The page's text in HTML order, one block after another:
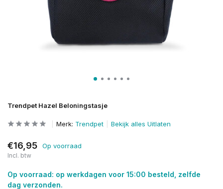
Trendpet Hazel Beloningstasje
Merk: Trendpet Bekijk alles Uitlaten
€16,95 Op voorraad
Incl. btw
Op voorraad: op werkdagen voor 15:00 besteld, zelfde
dag verzonden.